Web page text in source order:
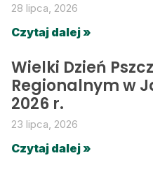
28 lipca, 2026
Czytaj dalej »
Wielki Dzień
Regionalnym w
2026 r.
23 lipca, 2026
Czytaj dalej »